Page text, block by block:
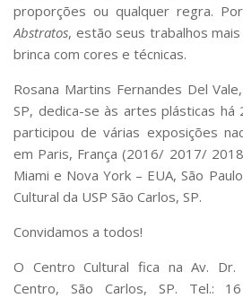
Defesa de Teses
proporções ou qualquer regra.
Abstratos, estão seus trabalhos
brinca com cores e técnicas.
Rosana Martins Fernandes Del
SP, dedica-se às artes plásticas há
participou de várias exposições
em Paris, França (2016/ 2017/
Miami e Nova York – EUA, São
Cultural da USP São Carlos, SP.
Convidamos a todos!
O Centro Cultural fica na Av. Dr.
Centro, São Carlos, SP. Tel.: